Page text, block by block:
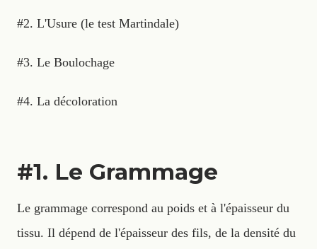
#2. L'Usure (le test Martindale)
#3. Le Boulochage
#4. La décoloration
#1. Le Grammage
Le grammage correspond au poids et à l'épaisseur du
tissu. Il dépend de l'épaisseur des fils, de la densité du